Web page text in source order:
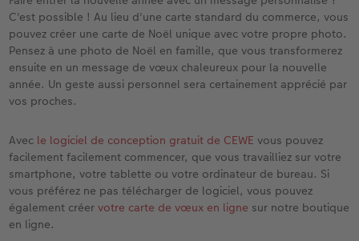
XXL Panorama
A5 Panorama
Petit Carré
Types de papier
Types de couvertures
Tirages photo rétro carré
Tirages fine art
Marque-page photo
Poster photo premium
Lots de photos
Tableau photo prestige
Photo sur carton mousse
Photo sur bois
Polyptyque
Décoration murale encadrée
Calendrier mural Fineline
À annoter
Modèles créatifs
Textiles
Photo magnets
Coques smartphones
Bon cadeau CEWE
Tirages créatifs
Faire-part de mariage
Faire-part de naissance
Faire-part d'anniversaire
Tous les thèmes
Effet relief
Mariage
Animaux
Conséils décoration murale
Conseils pour la photographie
CEWE myPhotos
Pour les enfants
Pour les animaux
Cadeaux plus durables
C'est possible ! Au lieu d'une carte standard du commerce, vous
pouvez créer une carte de Noël unique avec votre propre photo.
Pensez à une photo de Noël en famille, que vous transformerez
ensuite en un message de vœux chaleureux pour la nouvelle
année. Un geste aussi personnel sera certainement apprécié par
vos proches.
Avec le logiciel de conception gratuit de CEWE vous pouvez
facilement facilement commencer, que vous travailliez sur votre
smartphone, votre tablette ou votre ordinateur de bureau. Si
vous préférez ne pas télécharger de logiciel, vous pouvez
également créervotre carte de vœux en ligne sur notre boutique
en ligne.